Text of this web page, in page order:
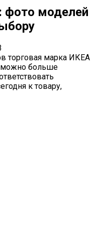
фото моделей
торговая марка ИКЕА
можно больше
к товару,